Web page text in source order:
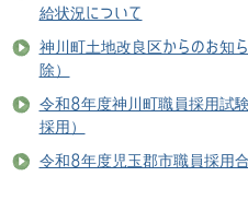
給状況について
神川町土地改良区からのお知
除）
令和8年度神川町職員採用試
採用）
令和8年度児玉郡市職員採用